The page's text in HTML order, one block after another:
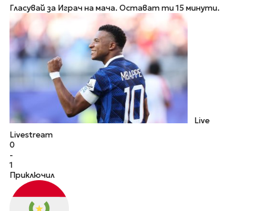
Гласувай за Играч на мача. Остават ти 15 минути.
Live
Livestream
0
-
1
Приключил